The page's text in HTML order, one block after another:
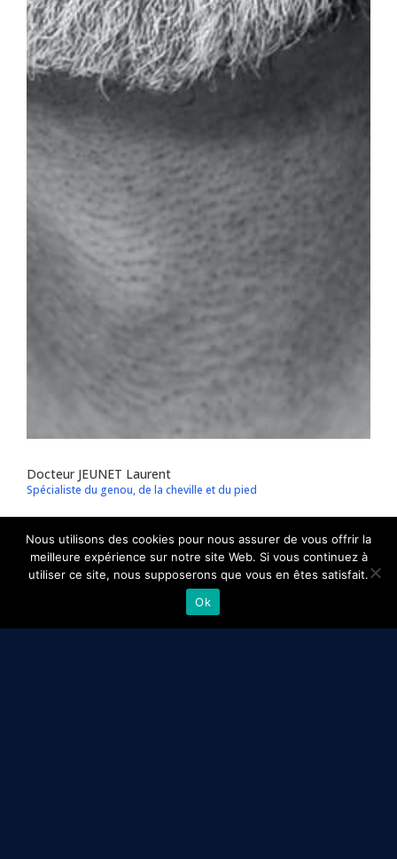
Docteur JEUNET Laurent
Spécialiste du genou, de la cheville et du pied
Nous utilisons des cookies pour nous assurer de vous offrir la
meilleure expérience sur notre site Web. Si vous continuez à
utiliser ce site, nous supposerons que vous en êtes satisfait.
Ok